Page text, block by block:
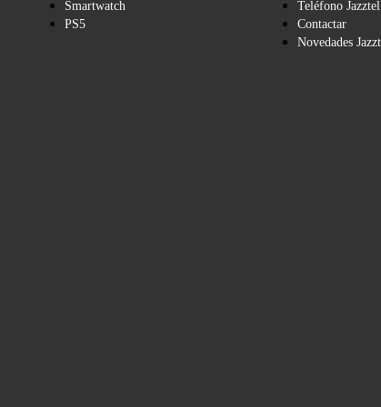
Smartwatch
PS5
Teléfono Jazztel
Contactar
Novedades